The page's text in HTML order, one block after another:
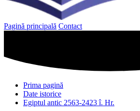
Pagină principală Contact
Prima pagină
Date istorice
Egiptul antic 2563-2423 î. Hr.